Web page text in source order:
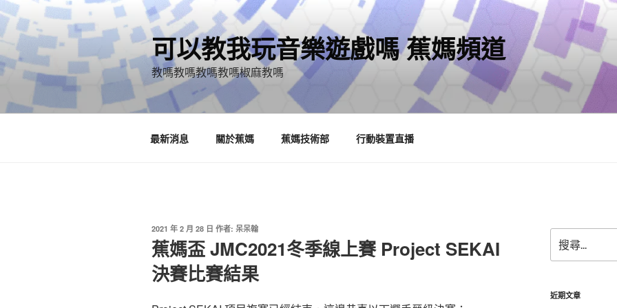
跳
至
主
要
內
可以教我玩音樂遊戲嗎 蕉媽頻道
教嗎教嗎教嗎教嗎椒麻教嗎
最新消息 關於蕉媽 蕉媽技術部 行動裝置直播
發
佈
於
2021 年 2 月 28 日 作者: 呆呆翰
蕉媽盃 JMC2021冬季線上賽 Project SEKAI
決賽比賽結果
尋
關
字:
近期文章